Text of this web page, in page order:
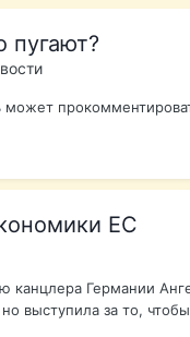
пугают?
может
ЕС
Германии
выступила за то,